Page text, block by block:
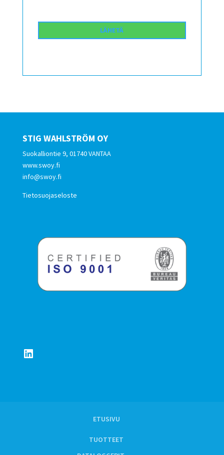
STIG WAHLSTRÖM OY
Suokalliontie 9, 01740 VANTAA
www.swoy.fi
info@swoy.fi
Tietosuojaseloste
LinkedIn
ETUSIVU
TUOTTEET